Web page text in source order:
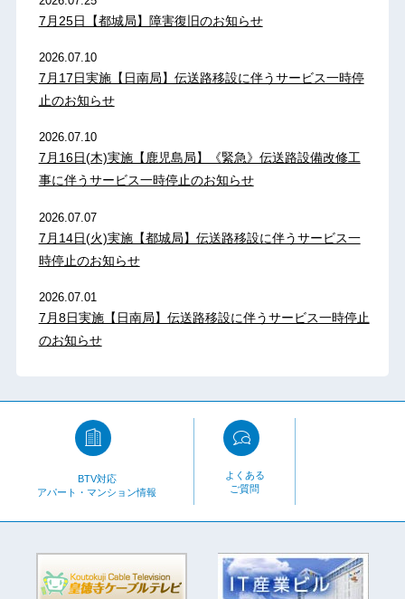
7月25日【都城局】障害復旧のお知らせ
2026.07.10
7月17日実施【日南局】伝送路移設に伴うサービス一時停
止のお知らせ
2026.07.10
7月16日(木)実施【鹿児島局】《緊急》伝送路設備改修工
事に伴うサービス一時停止のお知らせ
2026.07.07
7月14日(火)実施【都城局】伝送路移設に伴うサービス一
時停止のお知らせ
2026.07.01
7月8日実施【日南局】伝送路移設に伴うサービス一時停止
のお知らせ
BTV対応
アパート・マンション情報
よくある
ご質問